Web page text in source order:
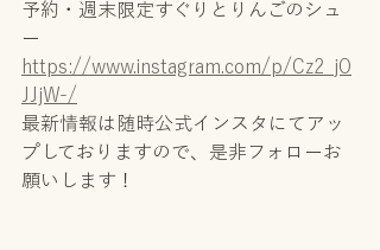
予約・週末限定すぐりとりんごのシュ
ー
https://www.instagram.com/p/Cz2_jO
JJjW-/
最新情報は随時公式インスタにてアッ
プしておりますので、是非フォローお
願いします！